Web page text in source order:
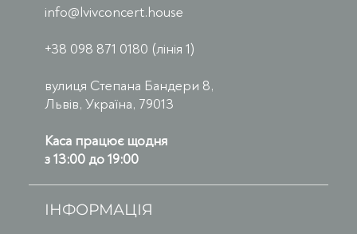
info@lvivconcert.house
+38 098 871 0180 (лінія 1)
вулиця Степана Бандери 8,
Львів, Україна, 79013
Каса працює щодня
з 13:00 до 19:00
ІНФОРМАЦІЯ